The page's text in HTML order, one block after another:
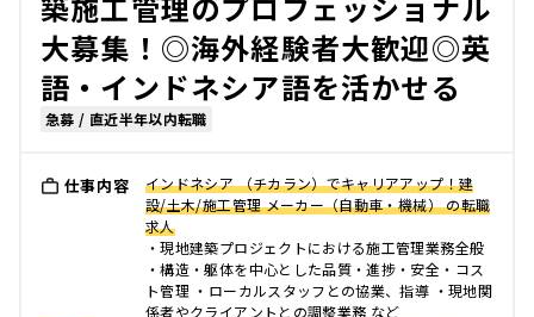
大募集！◎海外経験者大歓迎◎英
語・インドネシア語を活かせる
急募 / 直近半年以内転職
仕事内容
インドネシア （チカラン）でキャリアアップ！建
設/土木/施工管理 メーカー（自動車・機械） の転職
求人
・現地建築プロジェクトにおける施工管理業務全般
・構造・躯体を中心とした品質・進捗・安全・コス
ト管理 ・ローカルスタッフとの協業、指導 ・現地関
係者やクライアントとの調整業務 など